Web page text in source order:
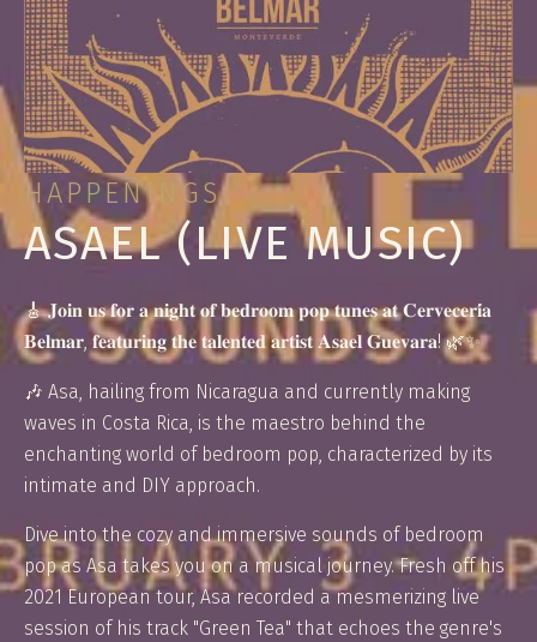
HAPPENINGS
ASAEL (LIVE MUSIC)
🎸 𝐉𝐨𝐢𝐧 𝐮𝐬 𝐟𝐨𝐫 𝐚 𝐧𝐢𝐠𝐡𝐭 𝐨𝐟 𝐛𝐞𝐝𝐫𝐨𝐨𝐦 𝐩𝐨𝐩 𝐭𝐮𝐧𝐞𝐬 𝐚𝐭 𝐂𝐞𝐫𝐯𝐞𝐜𝐞𝐫𝐢́𝐚
𝐁𝐞𝐥𝐦𝐚𝐫, 𝐟𝐞𝐚𝐭𝐮𝐫𝐢𝐧𝐠 𝐭𝐡𝐞 𝐭𝐚𝐥𝐞𝐧𝐭𝐞𝐝 𝐚𝐫𝐭𝐢𝐬𝐭 𝐀𝐬𝐚𝐞𝐥 𝐆𝐮𝐞𝐯𝐚𝐫𝐚! 🌿✨⁠⁠
🎶 Asa, hailing from Nicaragua and currently making
waves in Costa Rica, is the maestro behind the
enchanting world of bedroom pop, characterized by its
intimate and DIY approach.⁠
Dive into the cozy and immersive sounds of bedroom
pop as Asa takes you on a musical journey. Fresh off his
2021 European tour, Asa recorded a mesmerizing live
session of his track "Green Tea" that echoes the genre's